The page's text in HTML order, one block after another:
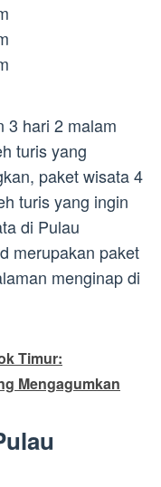
3 hari 2 malam
turis yang
paket wisata 4
turis yang ingin
di Pulau
merupakan paket
menginap di
Timur:
Mengagumkan